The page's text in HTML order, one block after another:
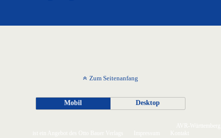
Zum Seitenanfang
Mobil Desktop
AVR-Württemberg
ist ein Angebot des Otto Bauer Verlags
Impressum